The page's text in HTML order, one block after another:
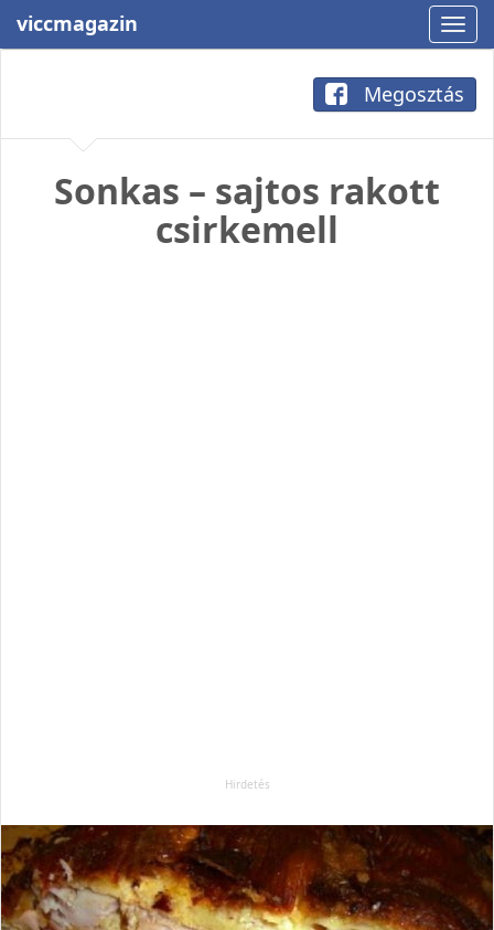
viccmagazin
Megosztás
Sonkas – sajtos rakott
csirkemell